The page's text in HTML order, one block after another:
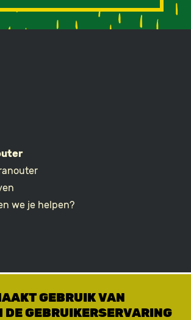
we je helpen?
GEBRUIK VAN
DE GEBRUIKERSERVARING